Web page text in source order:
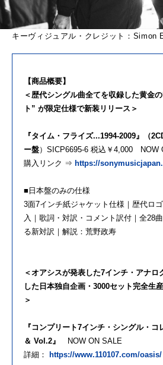
キーヴィジュアル・クレジット：Simon
【商品概要】
＜歴代シングル曲全てを収録した黄金
ト” が限定仕様で新装リリース＞
『タイム・フライズ...1994-2009』（
ー盤）SICP6695-6 税込￥4,000 NOW
購入リンク ⇒ https://
■日本盤のみの仕様
3面7インチ紙ジャケット仕様｜歴代ロ
入｜歌詞・対訳・コメント訳付｜全28
る新対訳｜解説：荒野政寿
＜オアシスが発表した7インチ・アナロ
した日本独自企画・3000セット完全生
＞
『コンプリート7インチ・シングル・
＆ Vol.2』 NOW ON SALE
詳細： https://www.110107.com/oasis/